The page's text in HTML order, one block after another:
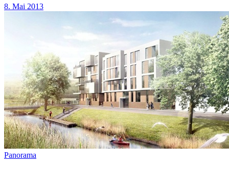
8. Mai 2013
Panorama